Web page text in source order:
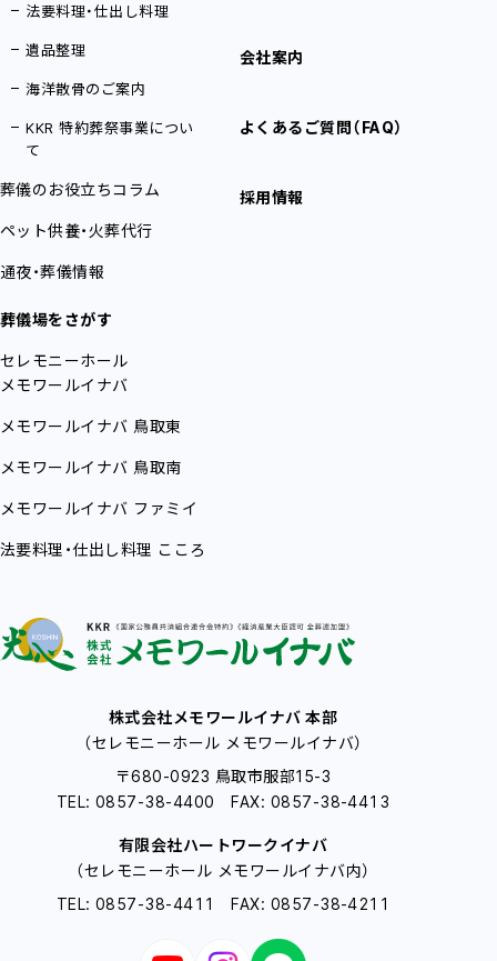
法要料理・仕出し料理
遺品整理
海洋散骨のご案内
KKR 特約葬祭事業につい
て
葬儀のお役立ちコラム
ペット供養・火葬代行
通夜・葬儀情報
葬儀場をさがす
セレモニーホール
メモワールイナバ
メモワールイナバ 鳥取東
メモワールイナバ 鳥取南
メモワールイナバ ファミイ
法要料理・仕出し料理 こころ
会社案内
よくあるご質問（FAQ）
採用情報
株式会社メモワールイナバ 本部
（セレモニーホール メモワールイナバ）
〒680-0923 鳥取市服部15-3
TEL: 0857-38-4400 FAX: 0857-38-4413
有限会社ハートワークイナバ
（セレモニーホール メモワールイナバ内）
TEL: 0857-38-4411 FAX: 0857-38-4211